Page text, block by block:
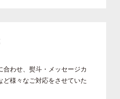
合わせ、熨斗・メッセージカ
ど様々なご対応をさせていた